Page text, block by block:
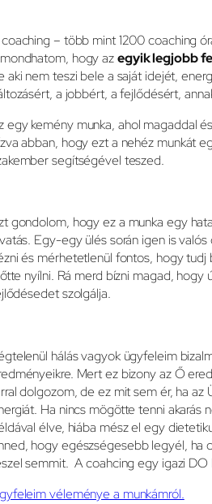
– több mint 1200 coaching
hogy azegyik legjobb
aki nem teszi bele a saját idejét,
a jobbért, a fejlődésért,
egy kemény munka, ahol magaddal
abban, hogy ezt a nehéz munkát
segítségével teszed.
gondolom, hogy ez a munka egy
Egy-egy ülés során igen is
és mérhetetlenül fontos, hogy
nyílni. Rá merd bízni magad, hogy
szolgálja.
hálás vagyok ügyfeleim
Mert ez bizony az Ő
dolgozom, de ez mit sem ér, ha
Ha nincs mögötte tenni akarás
élve, hiába mész el egy
hogy egészségesebb legyél, ha
semmit. A coahcing egy igazi DO
véleménye a munkámról.